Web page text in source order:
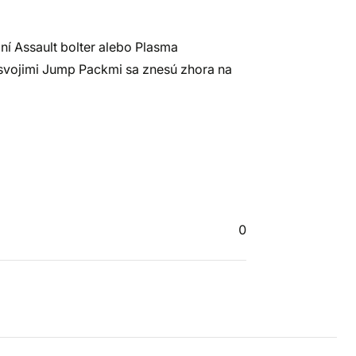
Assault bolter alebo Plasma
Jump Packmi sa znesú zhora na
0